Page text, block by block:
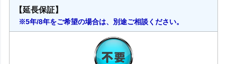
【延長保証】
※5年/8年をご希望の場合は、別途ご相談ください。